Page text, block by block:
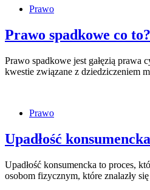
Prawo
Prawo spadkowe co to?
Prawo spadkowe jest gałęzią prawa
kwestie związane z dziedziczeniem
Prawo
Upadłość
Upadłość konsumencka to proces,
osobom fizycznym, które znalazły